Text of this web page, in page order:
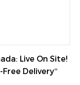
Live On Site!
Delivery"